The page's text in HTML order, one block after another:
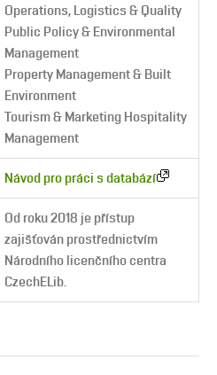
Operations, Logistics & Quality
Public Policy & Environmental
Management
Property Management & Built
Environment
Tourism & Marketing Hospitality
Management
Návod pro práci s databází
Od roku 2018 je přístup
zajišťován prostřednictvím
Národního licenčního centra
CzechELib.